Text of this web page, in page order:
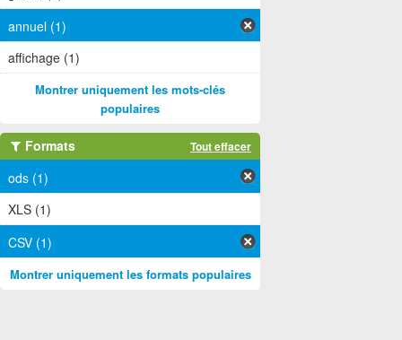
annuel (1)
affichage (1)
Montrer uniquement les mots-clés
populaires
Formats Tout effacer
ods (1)
XLS (1)
CSV (1)
Montrer uniquement les formats populaires